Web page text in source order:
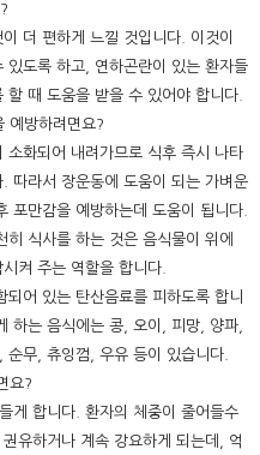
더 편하게 느낄 것입니다. 이것이
있도록 하고, 연하곤란이 있는 환자들
때 도움을 받을 수 있어야 합니다.
예방하려면요?
소화되어 내려가므로 식후 즉시 나타
따라서 장운동에 도움이 되는 가벼운
포만감을 예방하는데 도움이 됩니다.
식사를 하는 것은 음식물이 위에
켜 주는 역할을 합니다.
어 있는 탄산음료를 피하도록 합니
하는 음식에는 콩, 오이, 피망, 양파,
무, 츄잉껌, 우유 등이 있습니다.
요?
게 합니다. 환자의 체중이 줄어들수
유하거나 계속 강요하게 되는데, 억